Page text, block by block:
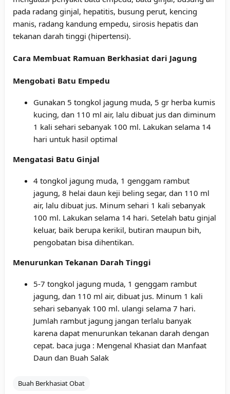
pada radang ginjal, hepatitis, busung perut, kencing
manis, radang kandung empedu, sirosis hepatis dan
tekanan darah tinggi (hipertensi).
Cara Membuat Ramuan Berkhasiat dari Jagung
Mengobati Batu Empedu
Gunakan 5 tongkol jagung muda, 5 gr herba kumis
kucing, dan 110 ml air, lalu dibuat jus dan diminum
1 kali sehari sebanyak 100 ml. Lakukan selama 14
hari untuk hasil optimal
Mengatasi Batu Ginjal
4 tongkol jagung muda, 1 genggam rambut
jagung, 8 helai daun keji beling segar, dan 110 ml
air, lalu dibuat jus. Minum sehari 1 kali sebanyak
100 ml. Lakukan selama 14 hari. Setelah batu ginjal
keluar, baik berupa kerikil, butiran maupun bih,
pengobatan bisa dihentikan.
Menurunkan Tekanan Darah Tinggi
5-7 tongkol jagung muda, 1 genggam rambut
jagung, dan 110 ml air, dibuat jus. Minum 1 kali
sehari sebanyak 100 ml. ulangi selama 7 hari.
Jumlah rambut jagung jangan terlalu banyak
karena dapat menurunkan tekanan darah dengan
cepat. baca juga : Mengenal Khasiat dan Manfaat
Daun dan Buah Salak
Buah Berkhasiat Obat